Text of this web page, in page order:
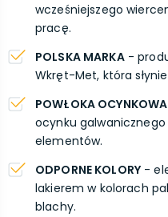
wcześniejszego
pracę.
POLSKA MARKA-
Wkręt-Met, która
POWŁOKA
ocynku
elementów.
ODPORNE KOLORY-
lakierem w kolorach
blachy.